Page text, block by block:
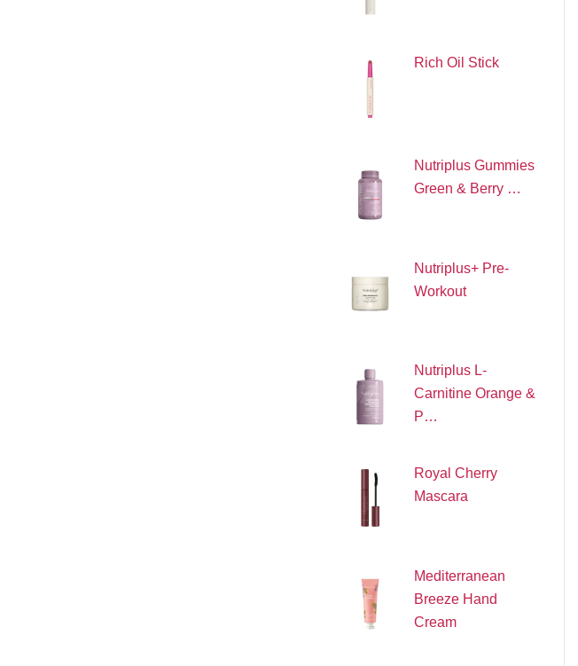
Rich Oil Stick
Nutriplus Gummies
Green & Berry …
Nutriplus+ Pre-
Workout
Nutriplus L-
Carnitine Orange &
P…
Royal Cherry
Mascara
Mediterranean
Breeze Hand
Cream